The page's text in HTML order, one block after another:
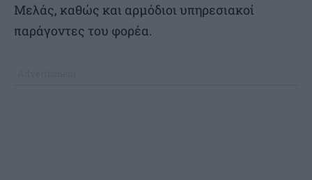
Μελάς, καθώς και αρμόδιοι υπηρεσιακοί
παράγοντες του φορέα.